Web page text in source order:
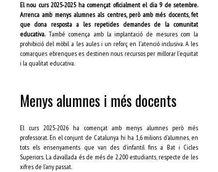
El nou curs 2025-2025 ha començat oficialment el dia 9 de setembre.
Arrenca amb menys alumnes als centres, però amb més docents, fet
que dona resposta a les repetides demandes de la comunitat
educativa.També comença amb la implantació de mesures com la
prohibició del mòbil a les aules i un reforç en l'atenció inclusiva. A les
comarques ebrenques es destinen nous recursos per millorar l'equitat
i la qualitat educativa.
Menys alumnes i més docents
El curs 2025-2026 ha començat amb menys alumnes però més
professorat. En el conjunt de Catalunya hi ha 1,6 milions d’alumnes, en
tots els ensenyaments que van des d’infantil fins a Bat i Cicles
Superiors. La davallada és de més de 2.200 estudiants, respecte de les
xifres de l’any passat.